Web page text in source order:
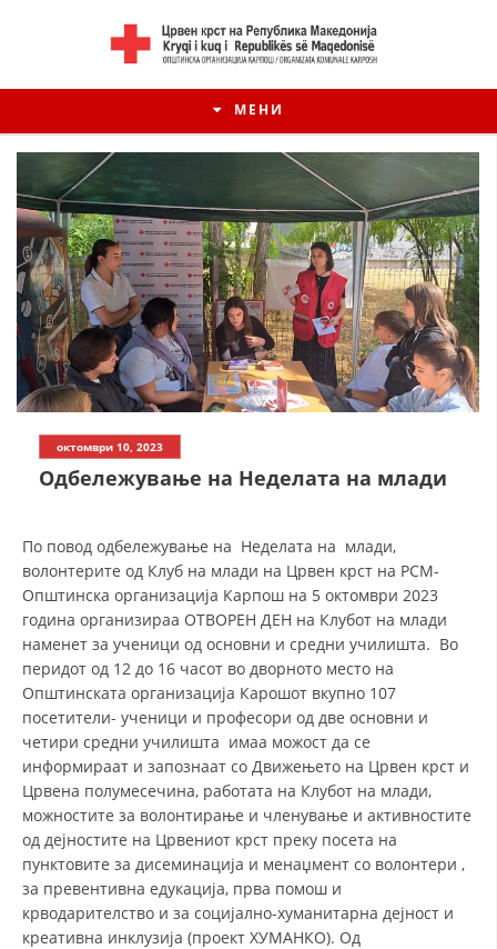
МЕНИ
ДЕЈСТВУВАЊЕ
ПРИРАЧНИЦИ
ЕДУКАТИВНО ИНФОРМАТИВНИ МАТЕРИЈАЛИ
БРОШУРИ
ПОСТЕРИ
ПРЕЗЕНТАЦИИ
октомври 10, 2023
Одбележување на Неделата на млади
По повод одбележување на Неделата на млади,
волонтерите од Клуб на млади на Црвен крст на РСМ-
Општинска организација Карпош на 5 октомври 2023
година организираа ОТВОРЕН ДЕН на Клубот на млади
наменет за ученици од основни и средни училишта. Во
перидот од 12 до 16 часот во дворното место на
Општинската организација Карошот вкупно 107
посетители- ученици и професори од две основни и
четири средни училишта имаа можост да се
информираат и запознаат со Движењето на Црвен крст и
Црвена полумесечина, работата на Клубот на млади,
можностите за волонтирање и членување и активностите
од дејностите на Црвениот крст преку посета на
пунктовите за дисеминација и менаџмент со волонтери ,
за превентивна едукација, прва помош и
крводарителство и за социјално-хуманитарна дејност и
креативна инклузија (проект ХУМАНКО). Од